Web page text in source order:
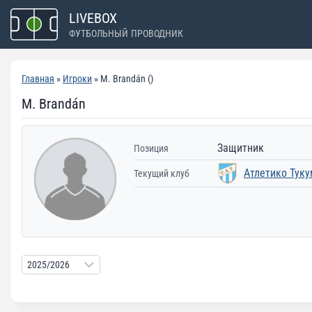
Перейти
содержимому
LIVEBOX
ФУТБОЛЬНЫЙ ПРОВОДНИК
Главная » Игроки » M. Brandán ()
M. Brandán
Позиция Защитник
Текущий клуб Атлетико